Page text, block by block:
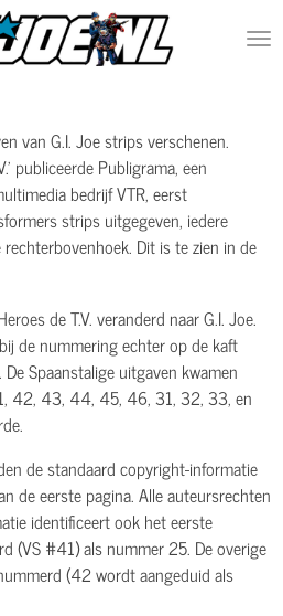
van G.I. Joe strips verschenen.
publiceerde Publigrama, een
bedrijf VTR, eerst
strips uitgegeven, iedere
Dit is te zien in de
de T.V. veranderd naar G.I. Joe.
de nummering echter op de kaft
Spaanstalige uitgaven kwamen
42, 43, 44, 45, 46, 31, 32, 33, en
de standaard copyright-informatie
de eerste pagina. Alle auteursrechten
identificeert ook het eerste
(VS #41) als nummer 25. De overige
(42 wordt aangeduid als